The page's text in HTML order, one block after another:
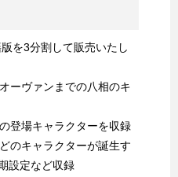
を3分割して販売いたし
ーヴァンまでの八相のキ
登場キャラクターを収録
のキャラクターが誕生す
設定など収録